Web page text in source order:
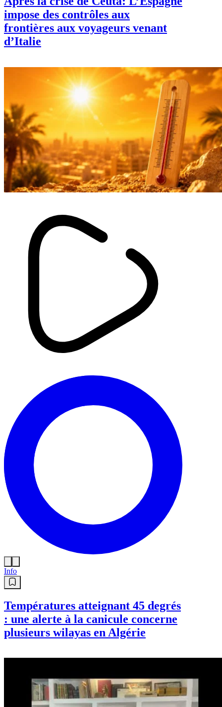
impose des contrôles aux
frontières aux voyageurs venant
d’Italie
Info
Températures atteignant 45 degrés
: une alerte à la canicule concerne
plusieurs wilayas en Algérie